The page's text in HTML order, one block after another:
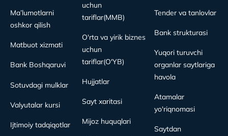
Ma’lumotlarni
oshkor qilish
Matbuot xizmati
Bank Boshqaruvi
Sotuvdagi mulklar
Valyutalar kursi
Ijtimoiy tadqiqotlar
uchun
tariflar(MMB)
O'rta va yirik biznes
uchun
tariflar(O'YB)
Hujjatlar
Sayt xaritasi
Mijoz huquqlari
Tender va tanlovlar
Bank strukturasi
Yuqori turuvchi
organlar saytlariga
havola
Atamalar
yo'riqnomasi
Saytdan